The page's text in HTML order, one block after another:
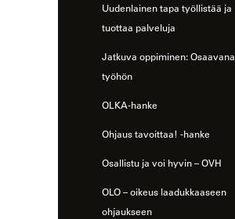
Uudenlainen tapa työllistää ja
tuottaa palveluja
Jatkuva oppiminen: Osaavana
työhön
OLKA-hanke
Ohjaus tavoittaa! -hanke
Osallistu ja voi hyvin – OVH
OLO – oikeus laadukkaaseen
ohjaukseen